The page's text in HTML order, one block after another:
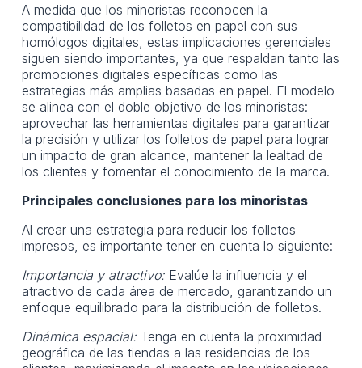
A medida que los minoristas reconocen la
compatibilidad de los folletos en papel con sus
homólogos digitales, estas implicaciones gerenciales
siguen siendo importantes, ya que respaldan tanto las
promociones digitales específicas como las
estrategias más amplias basadas en papel. El modelo
se alinea con el doble objetivo de los minoristas:
aprovechar las herramientas digitales para garantizar
la precisión y utilizar los folletos de papel para lograr
un impacto de gran alcance, mantener la lealtad de
los clientes y fomentar el conocimiento de la marca.
Principales conclusiones para los minoristas
Al crear una estrategia para reducir los folletos
impresos, es importante tener en cuenta lo siguiente:
Importancia y atractivo: Evalúe la influencia y el
atractivo de cada área de mercado, garantizando un
enfoque equilibrado para la distribución de folletos.
Dinámica espacial: Tenga en cuenta la proximidad
geográfica de las tiendas a las residencias de los